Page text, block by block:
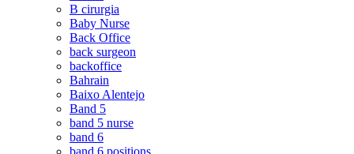
B cirurgia
Baby Nurse
Back Office
back surgeon
backoffice
Bahrain
Baixo Alentejo
Band 5
band 5 nurse
band 6
band 6 positions